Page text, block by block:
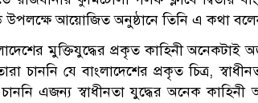
আয়োজিত অনুষ্ঠানে তিনি এ কথা
মুক্তিযুদ্ধের প্রকৃত কাহিনী অনেকটাই
চাননি যে বাংলাদেশের প্রকৃত চিত্র,
এজন্য স্বাধীনতা যুদ্ধের অনেক